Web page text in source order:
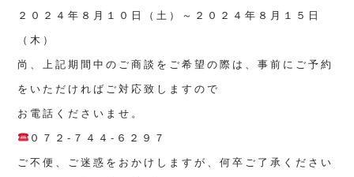
２０２４年８月１０日（土）～２０２４年８月１５日
（木）
尚、上記期間中のご商談をご希望の際は、事前にご予約
をいただければご対応致しますので
お電話くださいませ。
０７２-７４４-６２９７
ご不便、ご迷惑をおかけしますが、何卒ご了承ください